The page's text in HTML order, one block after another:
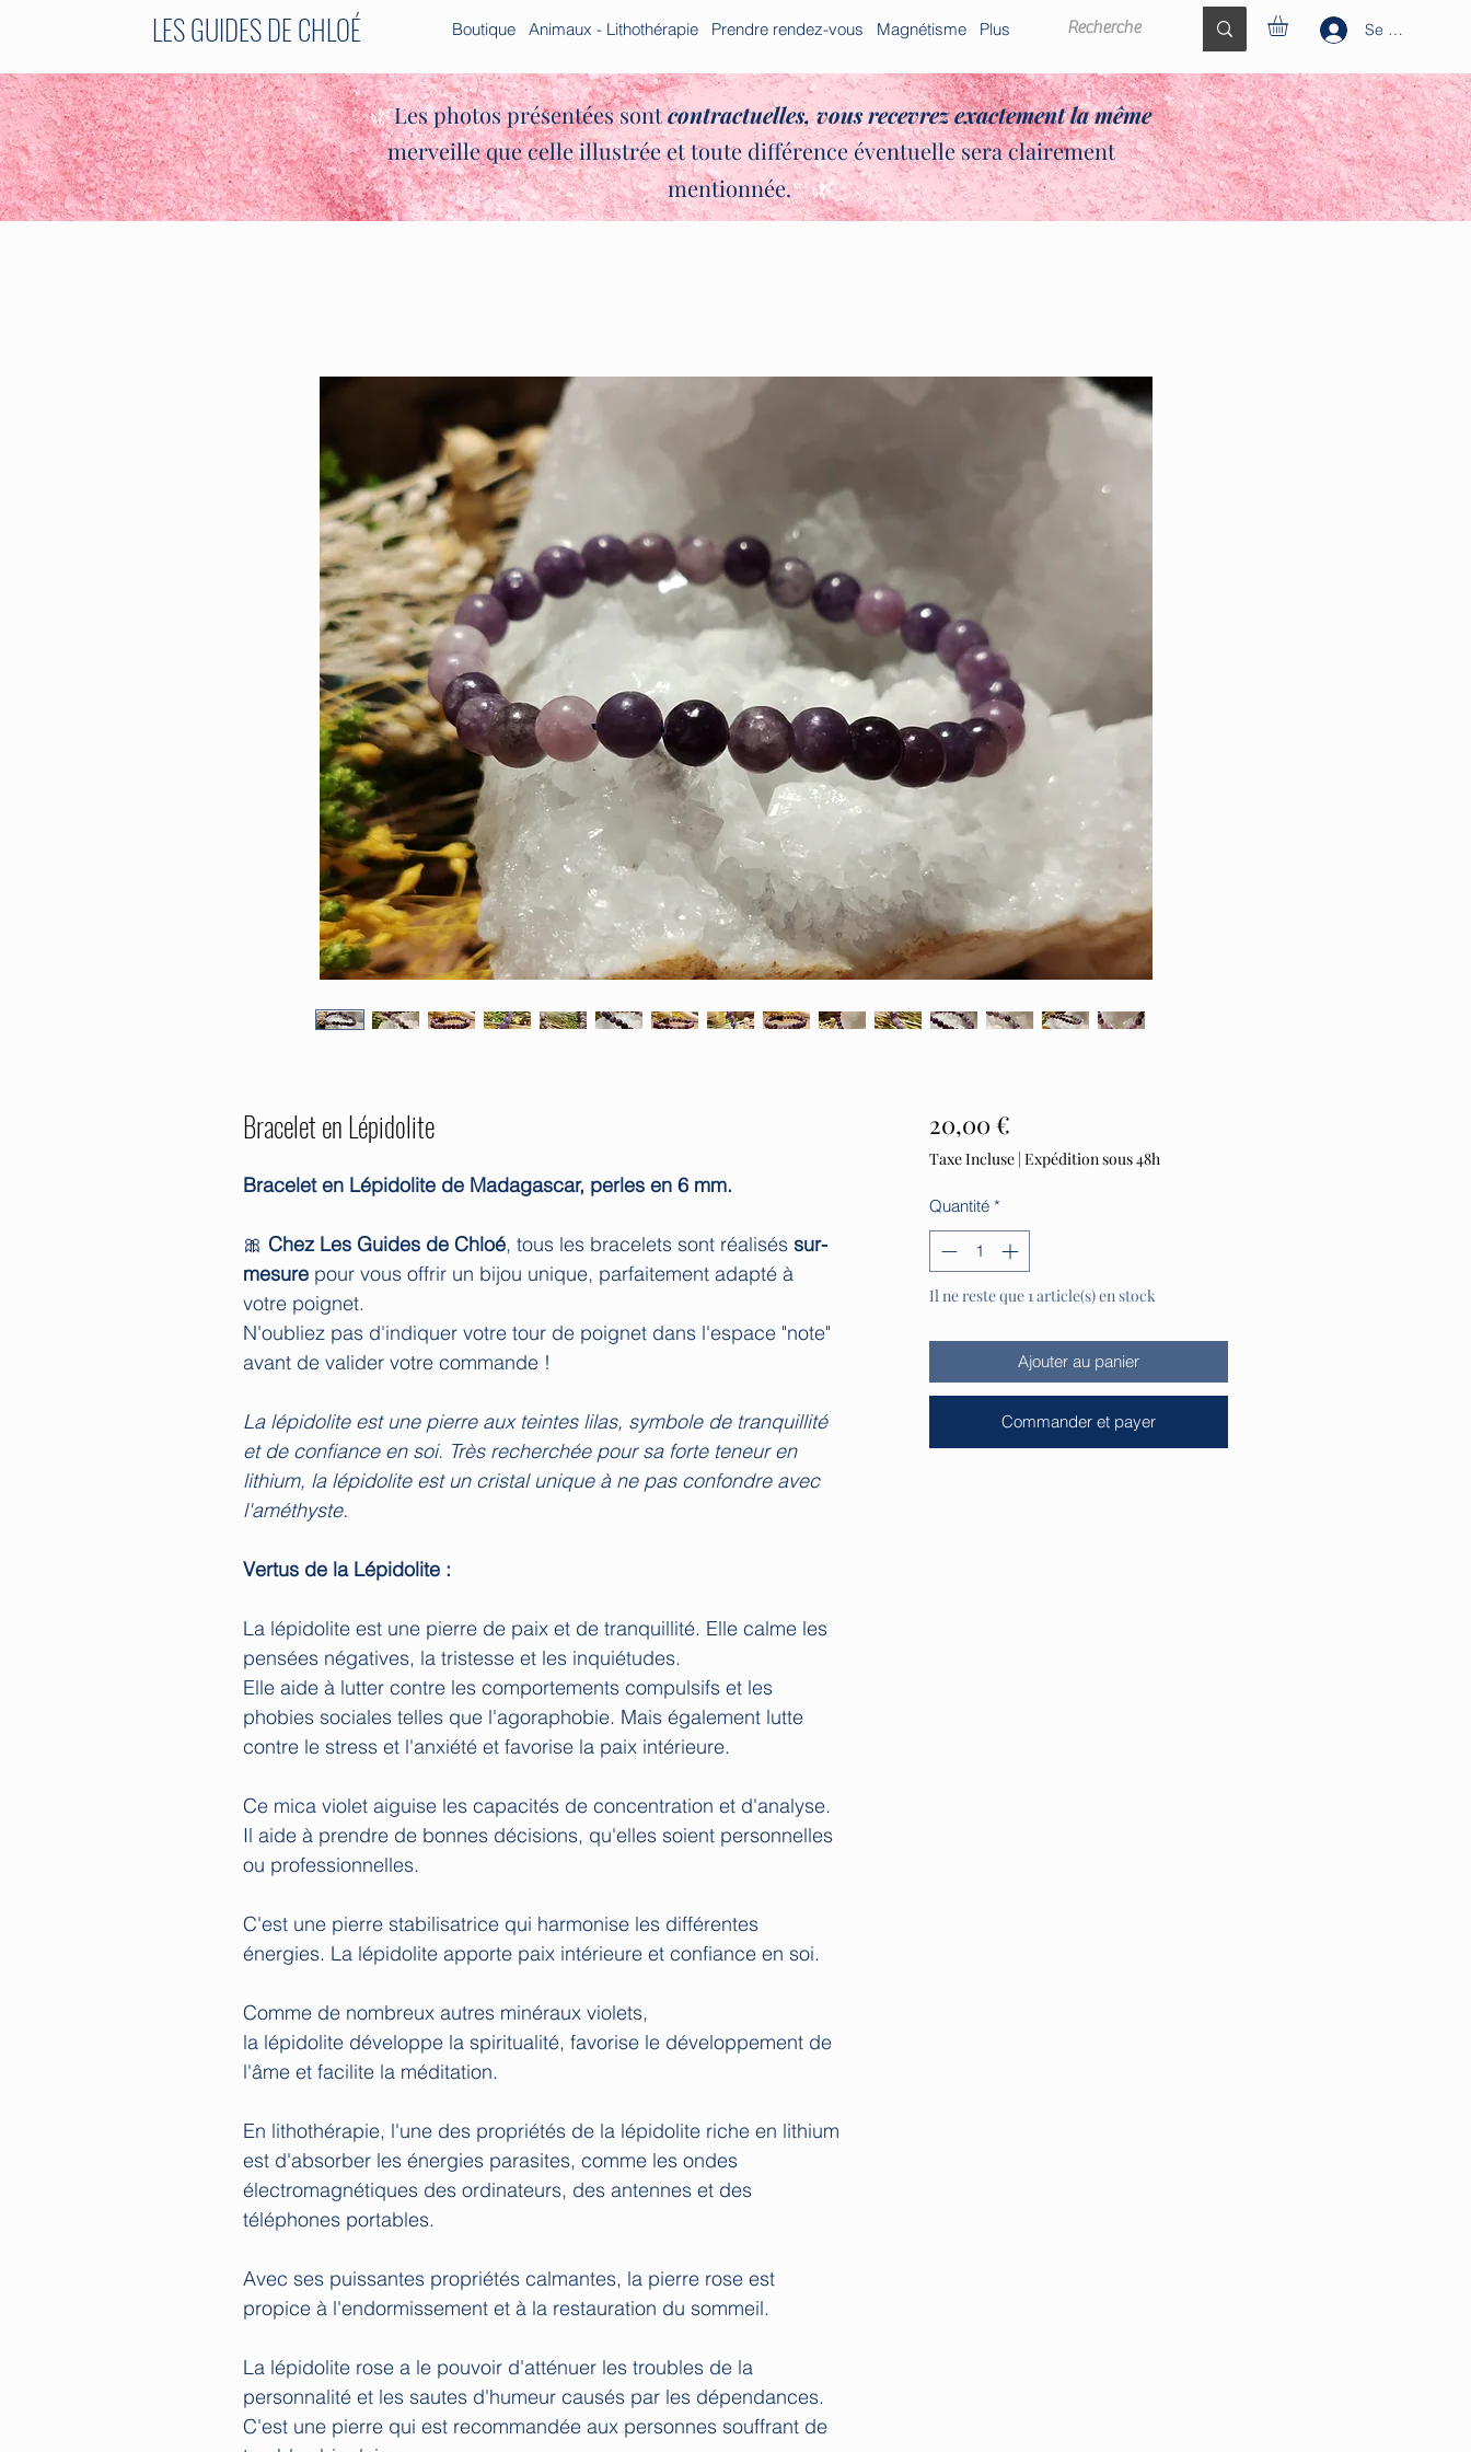
LES GUIDES DE CHLOÉ Boutique Animaux - Lithothérapie Prendre rendez-vous Magnétisme Plus Se connecter
✨🌿Les photos présentées sontcontractuelles,vous recevrez exactement la même
merveille que celle illustrée et toute différence éventuelle sera clairement
mentionnée.✨🌿
Bracelet en Lépidolite
Bracelet en Lépidolite de Madagascar, perles en 6 mm.
🎀 Chez Les Guides de Chloé, tous les bracelets sont réalisés sur-
mesure pour vous offrir un bijou unique, parfaitement adapté à
votre poignet.
N'oubliez pas d'indiquer votre tour de poignet dans l'espace "note"
avant de valider votre commande !
La lépidolite est une pierre aux teintes lilas, symbole de tranquillité
et de confiance en soi. Très recherchée pour sa forte teneur en
lithium, la lépidolite est un cristal unique à ne pas confondre avec
l'améthyste.
Vertus de la Lépidolite :
La lépidolite est une pierre de paix et de tranquillité. Elle calme les
pensées négatives, la tristesse et les inquiétudes.
Elle aide à lutter contre les comportements compulsifs et les
phobies sociales telles que l'agoraphobie. Mais également lutte
contre le stress et l'anxiété et favorise la paix intérieure.
Ce mica violet aiguise les capacités de concentration et d'analyse.
Il aide à prendre de bonnes décisions, qu'elles soient personnelles
ou professionnelles.
C'est une pierre stabilisatrice qui harmonise les différentes
énergies. La lépidolite apporte paix intérieure et confiance en soi.
Comme de nombreux autres minéraux violets,
la lépidolite développe la spiritualité, favorise le développement de
l'âme et facilite la méditation.
En lithothérapie, l'une des propriétés de la lépidolite riche en lithium
est d'absorber les énergies parasites, comme les ondes
électromagnétiques des ordinateurs, des antennes et des
téléphones portables.
Avec ses puissantes propriétés calmantes, la pierre rose est
propice à l'endormissement et à la restauration du sommeil.
La lépidolite rose a le pouvoir d'atténuer les troubles de la
personnalité et les sautes d'humeur causés par les dépendances.
C'est une pierre qui est recommandée aux personnes souffrant de
20,00 €Prix
Taxe Incluse| Expédition sous 48h
Quantité *
Il ne reste que 1 article(s) en stock
Ajouter au panier
Commander et payer